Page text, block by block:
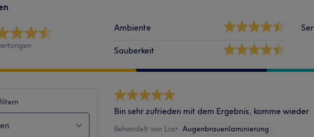
Ambiente
Sauberkeit
Bin sehr zufrieden mit dem Ergebnis, komme wieder
Behandelt von Lia• Augenbrauenlaminierung